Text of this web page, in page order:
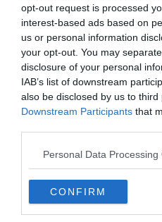
opt-out request is processed
interest-based ads based on
us or personal information
your opt-out. You may
disclosure of your personal
IAB’s list of downstream
also be disclosed by us to third
Downstream Participants that
Personal Data Processing
CONFIRM
Morto Mattia
coma dal 2017
contaminato
Sei
maltempo:
Alpino